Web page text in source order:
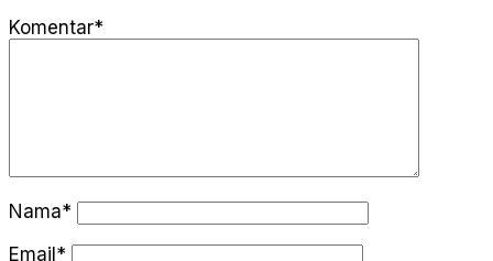
Komentar*
Nama*
Email*